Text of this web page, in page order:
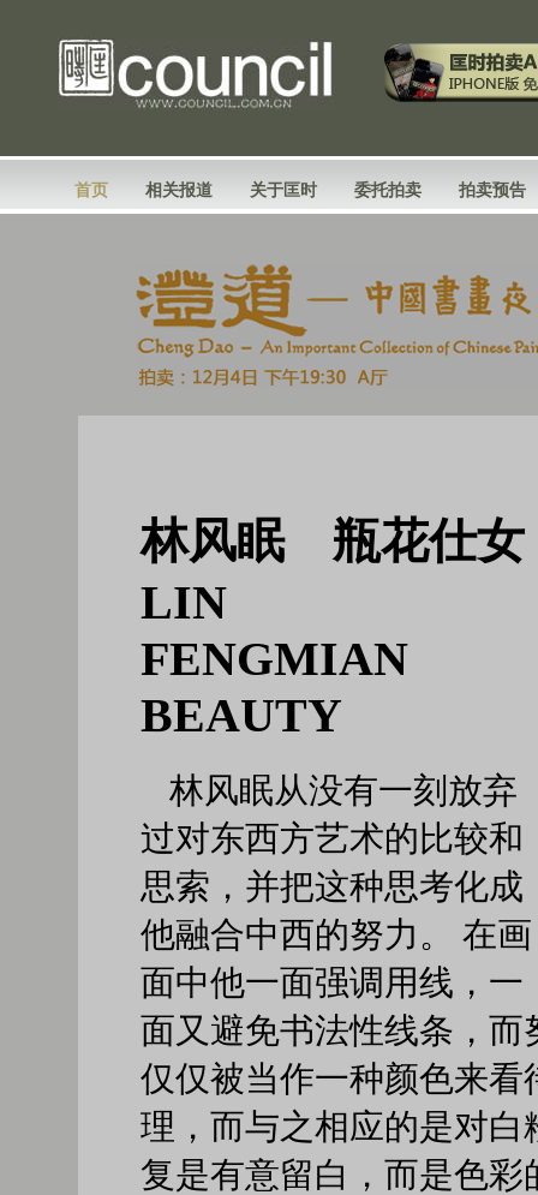
首页 相关报道 关于匡时 委托拍卖 拍卖预告
林风眠 瓶花仕女
LIN
FENGMIAN
BEAUTY
林风眠从没有一刻放弃
过对东西方艺术的比较和
思索，并把这种思考化成
他融合中西的努力。 在画
面中他一面强调用线，一
面又避免书法性线条，而
仅仅被当作一种颜色来
理，而与之相应的是对
复是有意留白，而是色